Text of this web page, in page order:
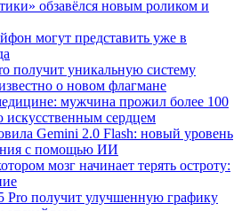
обзавёлся новым роликом и
могут представить уже в
получит уникальную систему
о новом флагмане
мужчина прожил более 100
искусственным сердцем
Gemini 2.0 Flash: новый уровень
с помощью ИИ
мозг начинает терять остроту:
Pro получит улучшенную графику